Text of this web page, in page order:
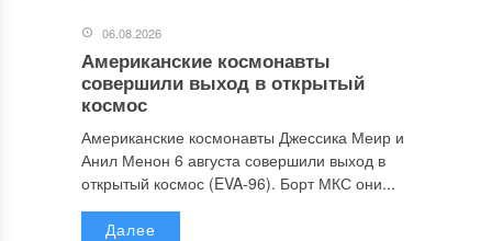
06.08.2026
Американские космонавты
совершили выход в открытый
космос
Американские космонавты Джессика Меир и
Анил Менон 6 августа совершили выход в
открытый космос (EVA-96). Борт МКС они...
Далее